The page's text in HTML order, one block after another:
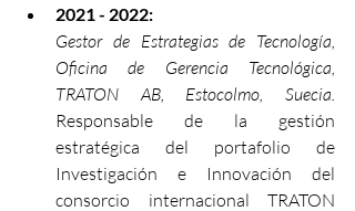
2021 - 2022:
Gestor de Estrategias de Tecnología,
Oficina de Gerencia Tecnológica,
TRATON AB, Estocolmo, Suecia.
Responsable de la gestión
estratégica del portafolio de
Investigación e Innovación del
consorcio internacional TRATON